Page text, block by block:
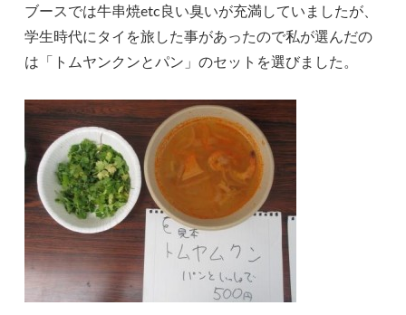
ブースでは牛串焼etc良い臭いが充満していましたが、
学生時代にタイを旅した事があったので私が選んだの
は「トムヤンクンとパン」のセットを選びました。